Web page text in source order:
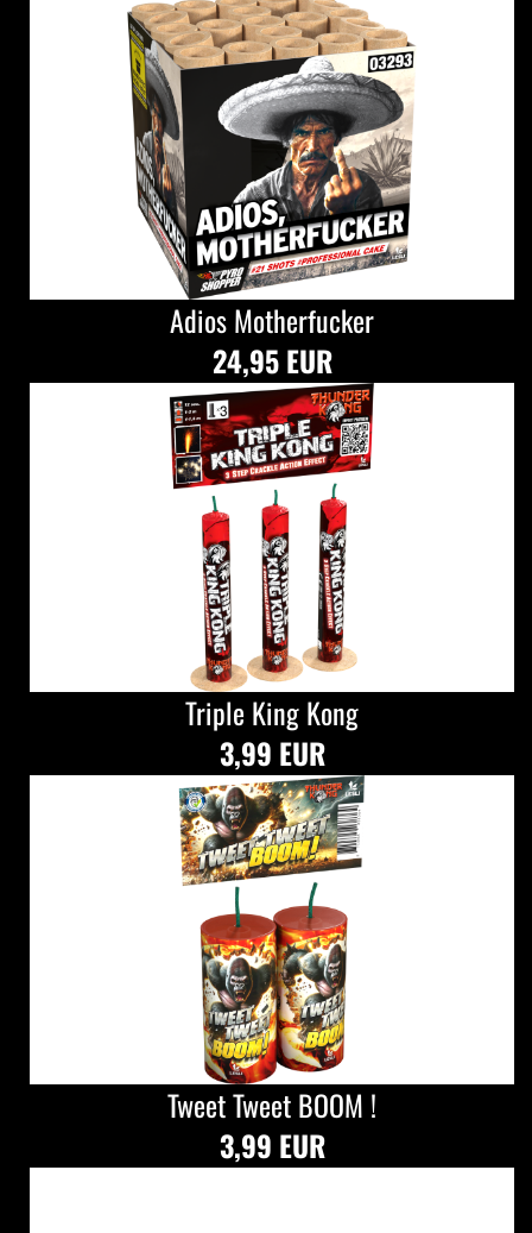
Adios Motherfucker
24,95 EUR
Triple King Kong
3,99 EUR
Tweet Tweet BOOM !
3,99 EUR